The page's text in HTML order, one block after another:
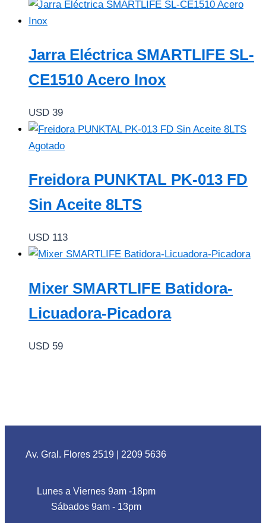
Jarra Eléctrica SMARTLIFE SL-
CE1510 Acero Inox
USD 39
Agotado
Freidora PUNKTAL PK-013 FD
Sin Aceite 8LTS
USD 113
Mixer SMARTLIFE Batidora-
Licuadora-Picadora
USD 59
Av. Gral. Flores 2519 2209 5636
Lunes a Viernes 9am -18pm
Sábados 9am - 13pm